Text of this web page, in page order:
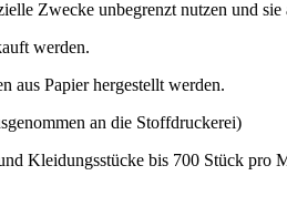
Zwecke unbegrenzt nutzen und sie
werden.
aus Papier hergestellt werden.
an die Stoffdruckerei)
Kleidungsstücke bis 700 Stück pro